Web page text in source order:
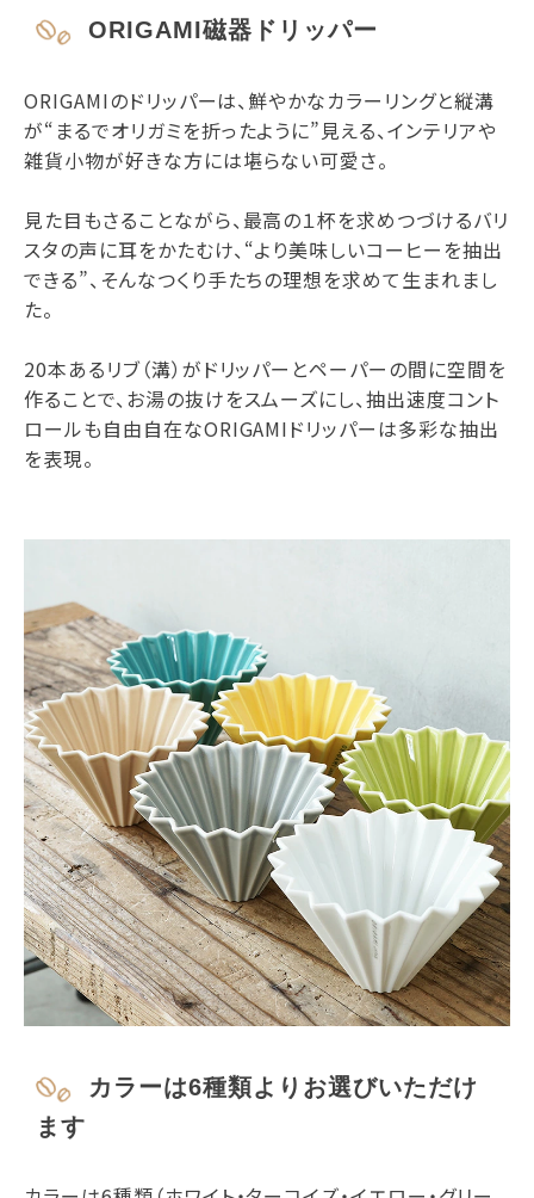
ORIGAMI磁器ドリッパー
ORIGAMIのドリッパーは、鮮やかなカラーリングと縦溝
が“まるでオリガミを折ったように”見える、インテリアや
雑貨小物が好きな方には堪らない可愛さ。
見た目もさることながら、最高の１杯を求めつづけるバリ
スタの声に耳をかたむけ、“より美味しいコーヒーを抽出
できる”、そんなつくり手たちの理想を求めて生まれまし
た。
20本あるリブ（溝）がドリッパーとペーパーの間に空間を
作ることで、お湯の抜けをスムーズにし、抽出速度コント
ロールも自由自在なORIGAMIドリッパーは多彩な抽出
を表現。
カラーは6種類よりお選びいただけ
ます